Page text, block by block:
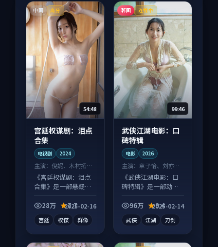
中国 高分
54:48
宫廷权谋剧：泪点
合集
电视剧 2024
主演： 倪妮、木村拓哉
等
《宫廷权谋剧：泪点
合集》是一部悬疑向
屏端观看，细节更丰
28万 7.7
2025-02-16
宫廷 权谋 群像
韩国 连载中
99:46
武侠江湖电影：口
碑特辑
电影 2026
主演：章子怡、刘亦菲
等
《武侠江湖电影：口
碑特辑》是一部动作
凑信息量大，适合沉
96万 9.4
2025-02-14
武侠 江湖 刀剑